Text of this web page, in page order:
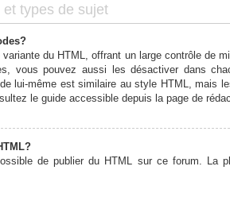
types de sujet
du HTML, offrant un large contrôle de
vous pouvez aussi les désactiver dans
lui-même est similaire au style HTML, mais
le guide accessible depuis la page de
de publier du HTML sur ce forum. La